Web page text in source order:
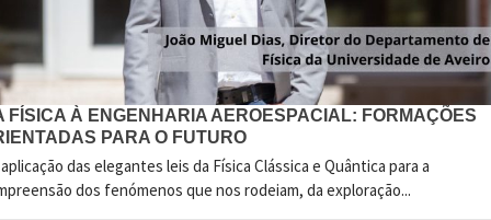
FÍSICA À ENGENHARIA AEROESPACIAL: FORMAÇÕES
PARA O FUTURO
das elegantes leis da Física Clássica e Quântica para a
dos fenómenos que nos rodeiam, da exploração...